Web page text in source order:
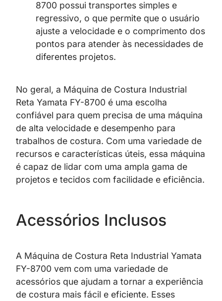
8700 possui transportes simples e
regressivo, o que permite que o usuário
ajuste a velocidade e o comprimento dos
pontos para atender às necessidades de
diferentes projetos.
No geral, a Máquina de Costura Industrial
Reta Yamata FY-8700 é uma escolha
confiável para quem precisa de uma máquina
de alta velocidade e desempenho para
trabalhos de costura. Com uma variedade de
recursos e características úteis, essa máquina
é capaz de lidar com uma ampla gama de
projetos e tecidos com facilidade e eficiência.
Acessórios Inclusos
A Máquina de Costura Reta Industrial Yamata
FY-8700 vem com uma variedade de
acessórios que ajudam a tornar a experiência
de costura mais fácil e eficiente. Esses